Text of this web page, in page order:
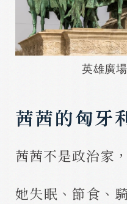
英雄廣
茜茜的匈牙
茜茜不是政治家
她失眠、節食、